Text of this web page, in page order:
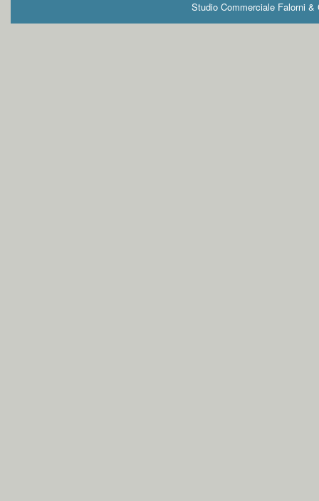
Studio Commerciale Falorni